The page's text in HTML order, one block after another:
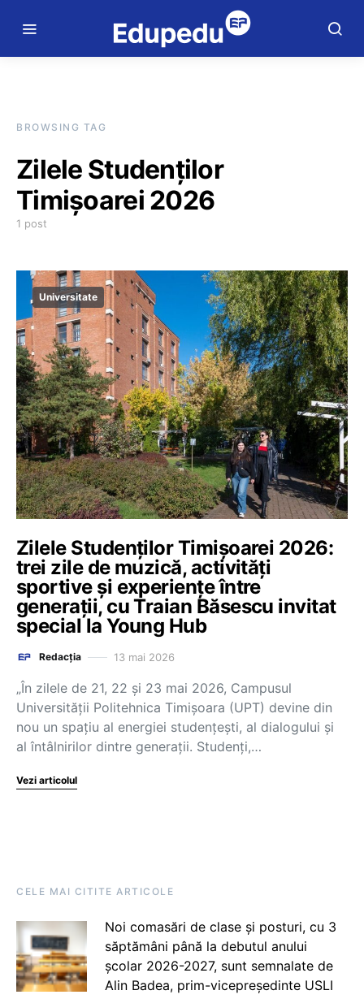
BROWSING TAG
Zilele Studenţilor
Timişoarei 2026
1 post
Universitate
Zilele Studenţilor Timişoarei 2026:
trei zile de muzică, activități
sportive şi experienţe între
generaţii, cu Traian Băsescu invitat
special la Young Hub
Redacția 13 mai 2026
„În zilele de 21, 22 şi 23 mai 2026, Campusul
Universității Politehnica Timişoara (UPT) devine din
nou un spaţiu al energiei studenţeşti, al dialogului şi
al întâlnirilor dintre generaţii. Studenţi,…
Vezi articolul
CELE MAI CITITE ARTICOLE
Noi comasări de clase și posturi, cu 3
săptămâni până la debutul anului
școlar 2026-2027, sunt semnalate de
Alin Badea, prim-vicepreședinte USLI